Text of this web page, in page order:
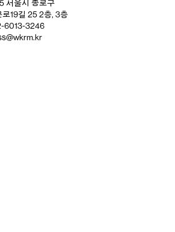
서울시 종로구
로19길 25 2층, 3층
6013-3246